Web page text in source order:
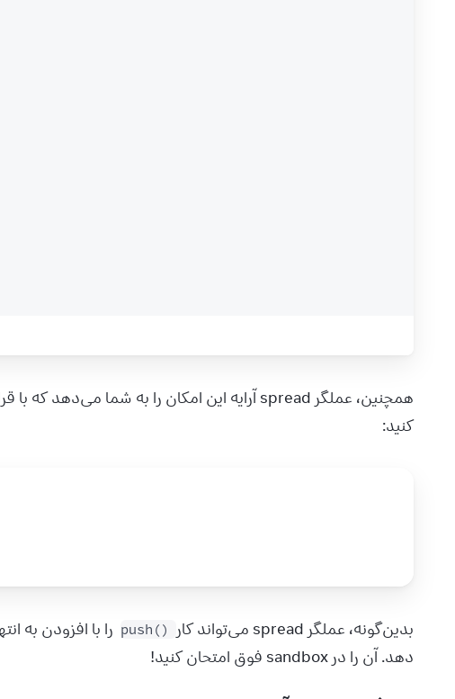
همچنین، عملگر spread آرایه این امکان را به شما می‌دهد که با قرار دادن آیتم پیش از
کنید:
بدین‌گونه، عملگر spread می‌تواند کار push() را با افزودن به
دهد. آن را در sandbox فوق امتحان کنید!